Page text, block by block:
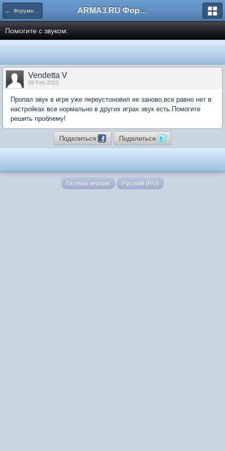
← Форумные игры ARMA3.RU Форум
Помогите с звуком.
Vendetta V
06 Feb 2023
Пропал звук в игре уже переустоновил ее заново,все равно нет в
настройках все нормально в других играх звук есть.Помогите
решить проблему!
Поделиться Поделиться
Полная версия Русский (RU)